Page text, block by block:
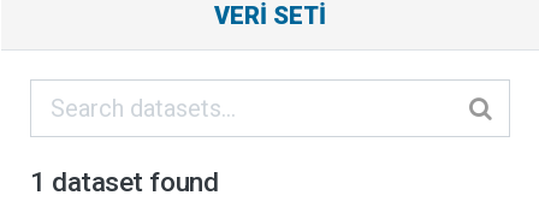
Results
ORGANIZASYONLAR
KATEGORILER
VERI SETI
1 dataset found